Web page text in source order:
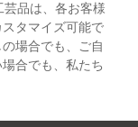
芸品は、各お客様
タマイズ可能で
場合でも、ご自
合でも、私たち